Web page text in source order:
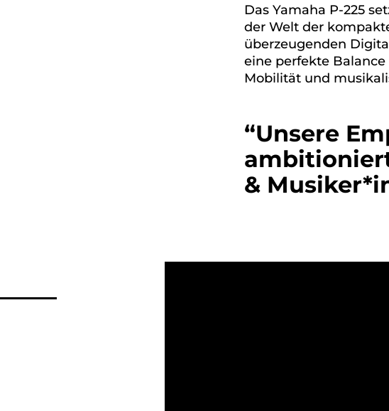
Das Yamaha P-225
der Welt der
überzeugenden
eine perfekte
Mobilität und
“Unsere
&